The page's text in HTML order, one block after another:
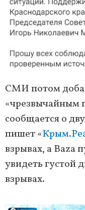
СМИ потом
«чрезвычайным
сообщается о
пишет «
взрывах, а Baza
увидеть
взрывах.